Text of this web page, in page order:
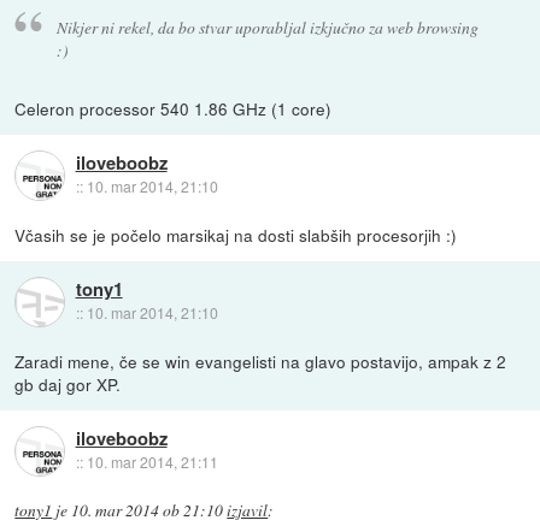
Nikjer ni rekel, da bo stvar uporabljal izkjučno za web browsing
:)
Celeron processor 540 1.86 GHz (1 core)
iloveboobz
:: 10. mar 2014, 21:10
Včasih se je počelo marsikaj na dosti slabših procesorjih :)
tony1
:: 10. mar 2014, 21:10
Zaradi mene, če se win evangelisti na glavo postavijo, ampak z 2
gb daj gor XP.
iloveboobz
:: 10. mar 2014, 21:11
tony1 je 10. mar 2014 ob 21:10izjavil: